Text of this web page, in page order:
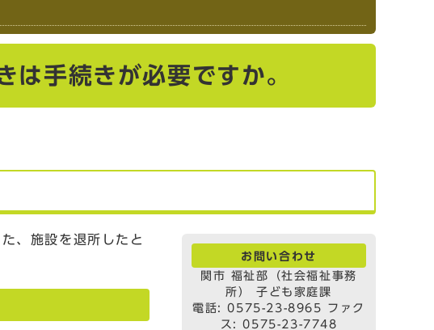
は手続きが必要ですか。
、施設を退所したと
お問い合わせ
関市 福祉部（社会福祉事務
所） 子ども家庭課
電話: 0575-23-8965 ファク
ス: 0575-23-7748